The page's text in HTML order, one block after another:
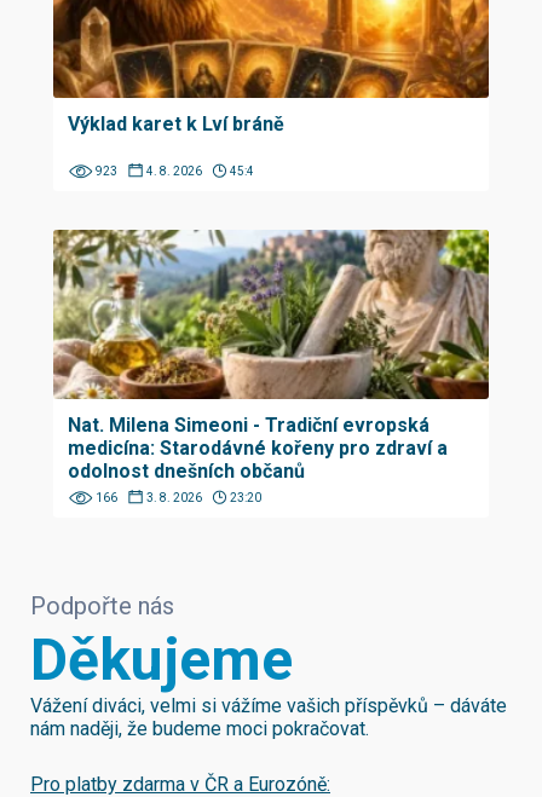
Výklad karet k Lví bráně
923 4. 8. 2026 45:4
Nat. Milena Simeoni - Tradiční evropská
medicína: Starodávné kořeny pro zdraví a
odolnost dnešních občanů
166 3. 8. 2026 23:20
Podpořte nás
Děkujeme
Vážení diváci, velmi si vážíme vašich příspěvků – dáváte
nám naději, že budeme moci pokračovat.
Pro platby zdarma v ČR a Eurozóně: